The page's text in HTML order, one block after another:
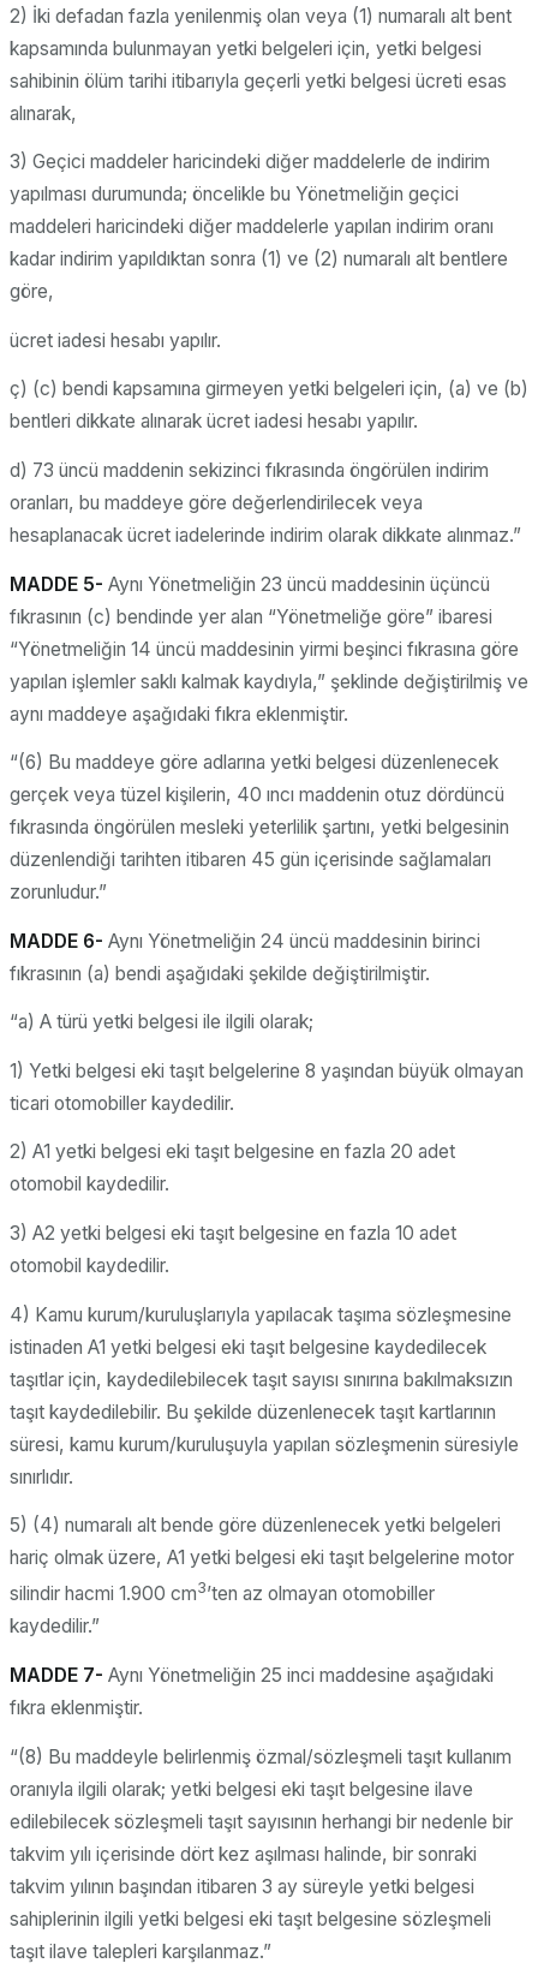
2) İki defadan fazla yenilenmiş olan veya (1) numaralı alt bent
kapsamında bulunmayan yetki belgeleri için, yetki belgesi
sahibinin ölüm tarihi itibarıyla geçerli yetki belgesi ücreti esas
alınarak,
3) Geçici maddeler haricindeki diğer maddelerle de indirim
yapılması durumunda; öncelikle bu Yönetmeliğin geçici
maddeleri haricindeki diğer maddelerle yapılan indirim oranı
kadar indirim yapıldıktan sonra (1) ve (2) numaralı alt bentlere
göre,
ücret iadesi hesabı yapılır.
ç) (c) bendi kapsamına girmeyen yetki belgeleri için, (a) ve (b)
bentleri dikkate alınarak ücret iadesi hesabı yapılır.
d) 73 üncü maddenin sekizinci fıkrasında öngörülen indirim
oranları, bu maddeye göre değerlendirilecek veya
hesaplanacak ücret iadelerinde indirim olarak dikkate alınmaz.”
MADDE 5- Aynı Yönetmeliğin 23 üncü maddesinin üçüncü
fıkrasının (c) bendinde yer alan “Yönetmeliğe göre” ibaresi
“Yönetmeliğin 14 üncü maddesinin yirmi beşinci fıkrasına göre
yapılan işlemler saklı kalmak kaydıyla,” şeklinde değiştirilmiş ve
aynı maddeye aşağıdaki fıkra eklenmiştir.
“(6) Bu maddeye göre adlarına yetki belgesi düzenlenecek
gerçek veya tüzel kişilerin, 40 ıncı maddenin otuz dördüncü
fıkrasında öngörülen mesleki yeterlilik şartını, yetki belgesinin
düzenlendiği tarihten itibaren 45 gün içerisinde sağlamaları
zorunludur.”
MADDE 6- Aynı Yönetmeliğin 24 üncü maddesinin birinci
fıkrasının (a) bendi aşağıdaki şekilde değiştirilmiştir.
“a) A türü yetki belgesi ile ilgili olarak;
1) Yetki belgesi eki taşıt belgelerine 8 yaşından büyük olmayan
ticari otomobiller kaydedilir.
2) A1 yetki belgesi eki taşıt belgesine en fazla 20 adet
otomobil kaydedilir.
3) A2 yetki belgesi eki taşıt belgesine en fazla 10 adet
otomobil kaydedilir.
4) Kamu kurum/kuruluşlarıyla yapılacak taşıma sözleşmesine
istinaden A1 yetki belgesi eki taşıt belgesine kaydedilecek
taşıtlar için, kaydedilebilecek taşıt sayısı sınırına bakılmaksızın
taşıt kaydedilebilir. Bu şekilde düzenlenecek taşıt kartlarının
süresi, kamu kurum/kuruluşuyla yapılan sözleşmenin süresiyle
sınırlıdır.
5) (4) numaralı alt bende göre düzenlenecek yetki belgeleri
hariç olmak üzere, A1 yetki belgesi eki taşıt belgelerine motor
silindir hacmi 1.900 cm3’ten az olmayan otomobiller
kaydedilir.”
MADDE 7- Aynı Yönetmeliğin 25 inci maddesine aşağıdaki
fıkra eklenmiştir.
“(8) Bu maddeyle belirlenmiş özmal/sözleşmeli taşıt kullanım
oranıyla ilgili olarak; yetki belgesi eki taşıt belgesine ilave
edilebilecek sözleşmeli taşıt sayısının herhangi bir nedenle bir
takvim yılı içerisinde dört kez aşılması halinde, bir sonraki
takvim yılının başından itibaren 3 ay süreyle yetki belgesi
sahiplerinin ilgili yetki belgesi eki taşıt belgesine sözleşmeli
taşıt ilave talepleri karşılanmaz.”